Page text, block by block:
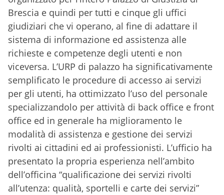
Brescia e quindi per tutti e cinque gli uffici
giudiziari che vi operano, al fine di adattare il
sistema di informazione ed assistenza alle
richieste e competenze degli utenti e non
viceversa. L’URP di palazzo ha significativamente
semplificato le procedure di accesso ai servizi
per gli utenti, ha ottimizzato l’uso del personale
specializzandolo per attività di back office e front
office ed in generale ha miglioramento le
modalità di assistenza e gestione dei servizi
rivolti ai cittadini ed ai professionisti. L’ufficio ha
presentato la propria esperienza nell’ambito
dell’officina “qualificazione dei servizi rivolti
all’utenza: qualità, sportelli e carte dei servizi”